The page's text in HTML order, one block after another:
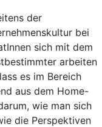
der
bei
sich mit dem
arbeiten
es im Bereich
aus dem Home-
wie man sich
die Perspektiven